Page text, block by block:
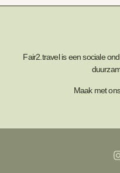
Fair2.travel is een sociale
Maak met